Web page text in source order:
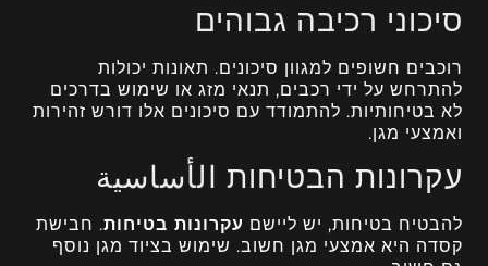
סיכוני רכיבה גבוהים
רוכבים חשופים למגוון סיכונים. תאונות יכולות
להתרחש על ידי רכבים, תנאי מזג או שימוש בדרכים
לא בטיחותיות. להתמודד עם סיכונים אלו דורש זהירות
ואמצעי מגן.
עקרונות הבטיחות الأساسية
להבטיח בטיחות, יש ליישם עקרונות בטיחות. חבישת
קסדה היא אמצעי מגן חשוב. שימוש בציוד מגן נוסף